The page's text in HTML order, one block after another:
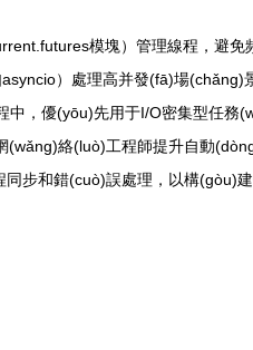
模塊）管理線程，避免
）處理高并發(fā)場(chǎng)
中，優(yōu)先用于I/O密集型任務
(wǎng)絡(luò)工程師提升自動
同步和錯(cuò)誤處理，以構(gòu)